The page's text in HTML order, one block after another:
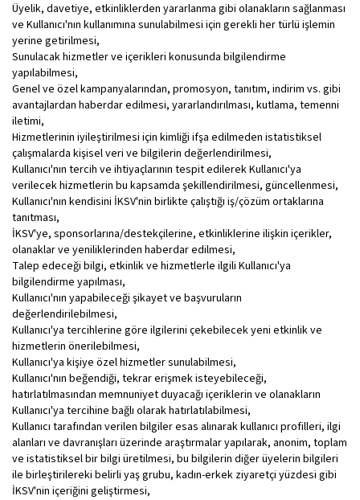
Üyelik, davetiye, etkinliklerden yararlanma gibi olanakların sağlanması
ve Kullanıcı'nın kullanımına sunulabilmesi için gerekli her türlü işlemin
yerine getirilmesi,
Sunulacak hizmetler ve içerikleri konusunda bilgilendirme
yapılabilmesi,
Genel ve özel kampanyalarından, promosyon, tanıtım, indirim vs. gibi
avantajlardan haberdar edilmesi, yararlandırılması, kutlama, temenni
iletimi,
Hizmetlerinin iyileştirilmesi için kimliği ifşa edilmeden istatistiksel
çalışmalarda kişisel veri ve bilgilerin değerlendirilmesi,
Kullanıcı'nın tercih ve ihtiyaçlarının tespit edilerek Kullanıcı'ya
verilecek hizmetlerin bu kapsamda şekillendirilmesi, güncellenmesi,
Kullanıcı'nın kendisini İKSV'nin birlikte çalıştığı iş/çözüm ortaklarına
tanıtması,
İKSV'ye, sponsorlarına/destekçilerine, etkinliklerine ilişkin içerikler,
olanaklar ve yeniliklerinden haberdar edilmesi,
Talep edeceği bilgi, etkinlik ve hizmetlerle ilgili Kullanıcı'ya
bilgilendirme yapılması,
Kullanıcı'nın yapabileceği şikayet ve başvuruların
değerlendirilebilmesi,
Kullanıcı'ya tercihlerine göre ilgilerini çekebilecek yeni etkinlik ve
hizmetlerin önerilebilmesi,
Kullanıcı'ya kişiye özel hizmetler sunulabilmesi,
Kullanıcı'nın beğendiği, tekrar erişmek isteyebileceği,
hatırlatılmasından memnuniyet duyacağı içeriklerin ve olanakların
Kullanıcı'ya tercihine bağlı olarak hatırlatılabilmesi,
Kullanıcı tarafından verilen bilgiler esas alınarak kullanıcı profilleri, ilgi
alanları ve davranışları üzerinde araştırmalar yapılarak, anonim, toplam
ve istatistiksel bir bilgi üretilmesi, bu bilgilerin diğer üyelerin bilgileri
ile birleştirilereki belirli yaş grubu, kadın-erkek ziyaretçi yüzdesi gibi
İKSV'nin içeriğini geliştirmesi,